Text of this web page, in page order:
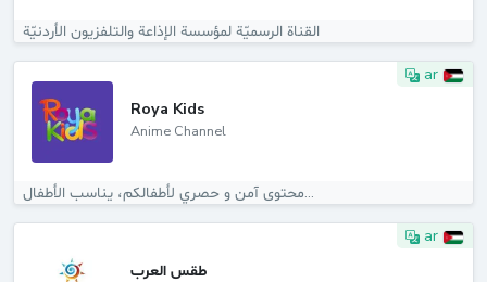
القناة الرسميّة لمؤسسة الإذاعة والتلفزيون الأردنيّة
ar
Roya Kids
Anime Channel
محتوى آمن و حصري لأطفالكم، يناسب الأطفال...
ar
طقس العرب